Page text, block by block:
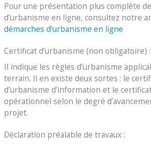
Pour une présentation plus complète
d’urbanisme en ligne, consultez notre
démarches d’urbanisme en ligne
Certificat d’urbanisme (non obligatoire) :
Il indique les règles d’urbanisme
terrain. Il en existe deux sortes : le
d’urbanisme d’information et le
opérationnel selon le degré
projet.
Déclaration préalable de travaux :